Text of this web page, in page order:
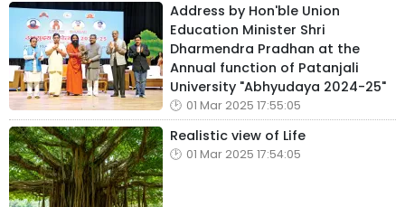
Address by Hon'ble Union
Education Minister Shri
Dharmendra Pradhan at the
Annual function of Patanjali
University "Abhyudaya 2024-25"
01 Mar 2025 17:55:05
Realistic view of Life
01 Mar 2025 17:54:05